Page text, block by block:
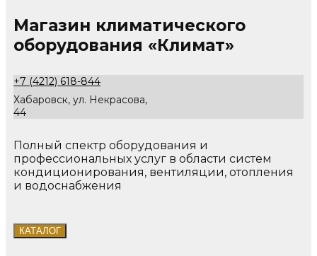
Магазин климатического
оборудования «Климат»
+7 (4212) 618-844
Хабаровск, ул. Некрасова,
44
Полный спектр оборудования и
профессиональных услуг в области систем
кондиционирования, вентиляции, отопления
и водоснабжения